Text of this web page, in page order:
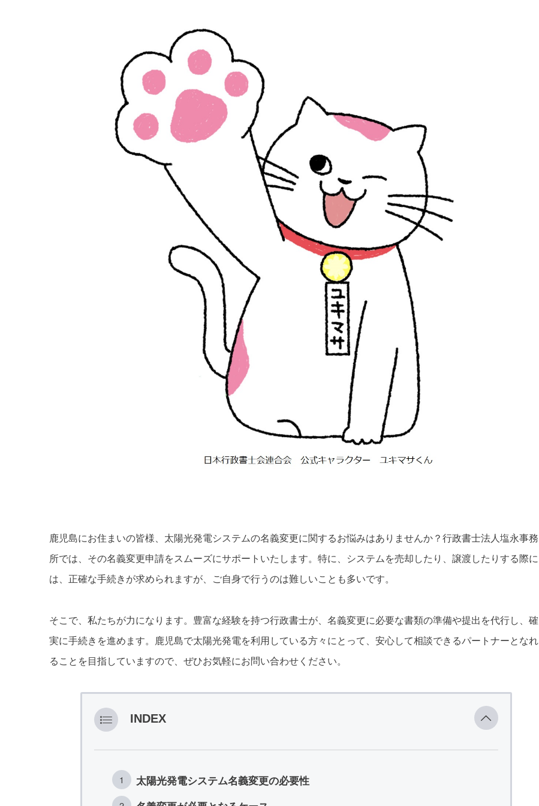
鹿児島にお住まいの皆様、太陽光発電システムの名義変更に関するお悩みはありませんか？行政書士法人塩永事務
所では、その名義変更申請をスムーズにサポートいたします。特に、システムを売却したり、譲渡したりする際に
は、正確な手続きが求められますが、ご自身で行うのは難しいことも多いです。
そこで、私たちが力になります。豊富な経験を持つ行政書士が、名義変更に必要な書類の準備や提出を代行し、確
実に手続きを進めます。鹿児島で太陽光発電を利用している方々にとって、安心して相談できるパートナーとなれ
ることを目指していますので、ぜひお気軽にお問い合わせください。
INDEX
太陽光発電システム名義変更の必要性